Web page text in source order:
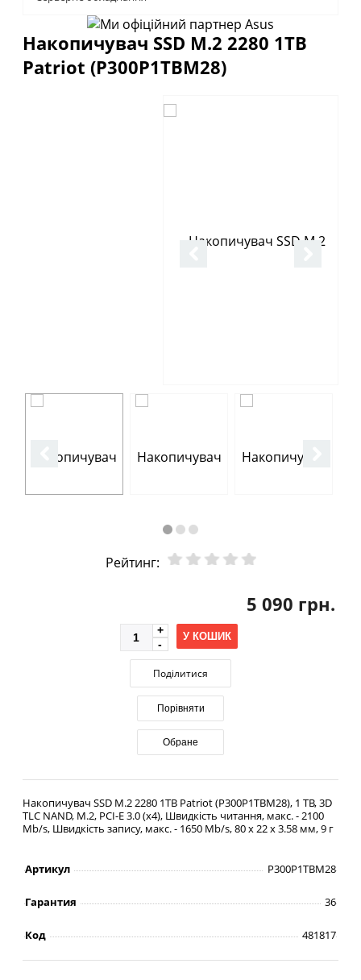
Накопичувач SSD M.2 2280 1TB
Patriot (P300P1TBM28)
Рейтинг:
5 090 грн.
У КОШИК
Поділитися
Порівняти
Обране
Накопичувач SSD M.2 2280 1TB Patriot (P300P1TBM28), 1 TB, 3D
TLC NAND, M.2, PCI-E 3.0 (x4), Швидкість читання, макс. - 2100
Mb/s, Швидкість запису, макс. - 1650 Mb/s, 80 x 22 x 3.58 мм, 9 г
Артикул P300P1TBM28
Гарантия 36
Код 481817